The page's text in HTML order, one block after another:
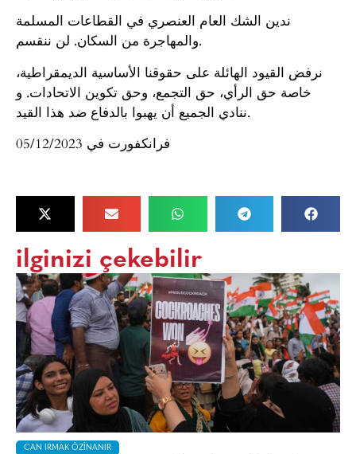
ندين الشك العام العنصري في القطاعات المسلمة
والمهاجرة من السكان. لن ننقسم.
نرفض القيود الهائلة على حقوقنا الأساسية الديمقراطية،
خاصة حق الرأي، حق التجمع، وحق تكوين الاتحادات. و
ننادي الجميع أن يهبوا بالدفاع ضد هذا القيد.
فرانكفورت في 05/12/2023
ilginizi çekebilir
CAN IRMAK ÖZINANIR